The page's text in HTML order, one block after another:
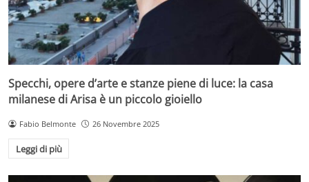
Specchi, opere d’arte e stanze piene di luce: la casa
milanese di Arisa è un piccolo gioiello
Fabio Belmonte 26 Novembre 2025
Leggi di più